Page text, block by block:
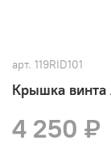
арт. 119RID101
Крышка винта
4 250 ₽